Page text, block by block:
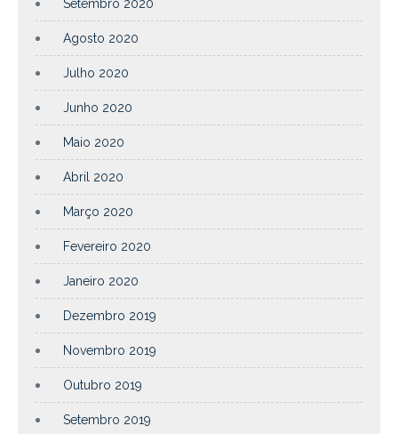
Setembro 2020
Agosto 2020
Julho 2020
Junho 2020
Maio 2020
Abril 2020
Março 2020
Fevereiro 2020
Janeiro 2020
Dezembro 2019
Novembro 2019
Outubro 2019
Setembro 2019